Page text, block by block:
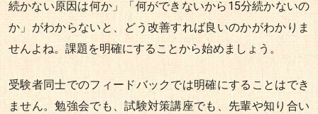
続かない原因は何か」「何ができないから15分続かないの
か」がわからないと、どう改善すれば良いのかがわかりま
せんよね。課題を明確にすることから始めましょう。
受験者同士でのフィードバックでは明確にすることはでき
ません。勉強会でも、試験対策講座でも、先輩や知り合い